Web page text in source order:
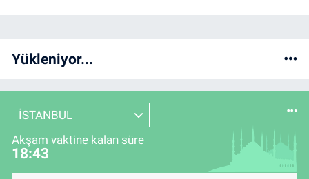
Yükleniyor...
İSTANBUL
Akşam vaktine kalan süre
18:43